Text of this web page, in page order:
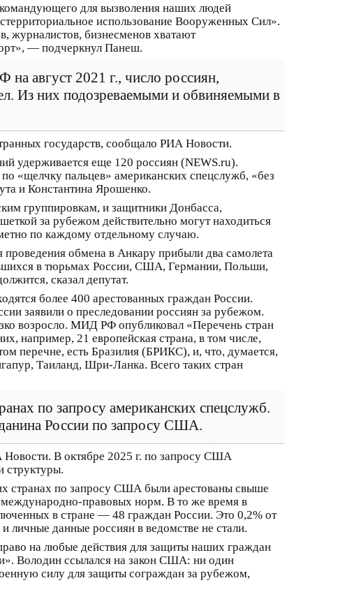
для вызволения наших людей
использование Вооруженных Сил».
журналистов, бизнесменов хватают
— подчеркнул Панеш.
август 2021 г., число россиян,
Из них подозреваемыми и обвиняемыми в
государств, сообщало РИА Новости.
удерживается еще 120 россиян (NEWS.ru).
«щелчку пальцев» американских спецслужб, «без
и Константина Ярошенко.
группировкам, и защитники Донбасса,
за рубежом действительно могут находиться
по каждому отдельному случаю.
обмена в Анкару прибыли два самолета
в тюрьмах России, США, Германии, Польши,
сказал депутат.
более 400 арестованных граждан России.
заявили о преследовании россиян за рубежом.
возросло. МИД РФ опубликовал «Перечень стран
например, 21 европейская страна, в том числе,
перечне, есть Бразилия (БРИКС), и, что, думается,
Таиланд, Шри-Ланка. Всего таких стран
по запросу американских спецслужб.
России по запросу США.
Новости. В октябре 2025 г. по запросу США
структуры.
странах по запросу США были арестованы свыше
международно-правовых норм. В то же время в
в стране — 48 граждан России. Это 0,2% от
личные данные россиян в ведомстве не стали.
на любые действия для защиты наших граждан
Володин ссылался на закон США: ни один
силу для защиты сограждан за рубежом,